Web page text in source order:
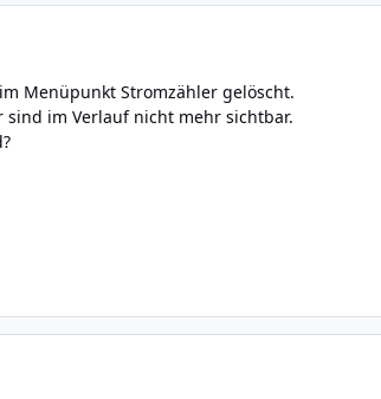
Menüpunkt Stromzähler gelöscht.
sind im Verlauf nicht mehr sichtbar.